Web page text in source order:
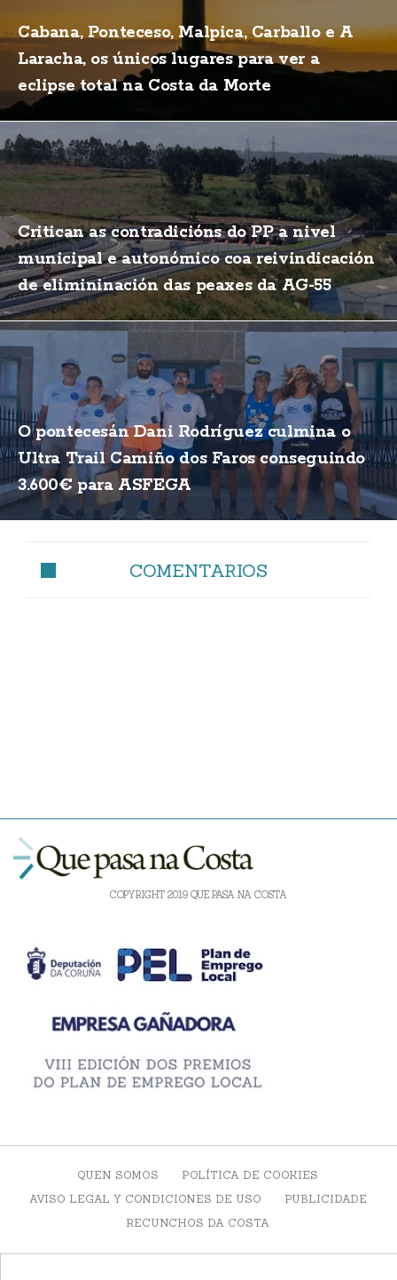
Cabana, Ponteceso, Malpica, Carballo e A
Laracha, os únicos lugares para ver a
eclipse total na Costa da Morte
Critican as contradicións do PP a nivel
municipal e autonómico coa reivindicación
de elimininación das peaxes da AG-55
O pontecesán Dani Rodríguez culmina o
Ultra Trail Camiño dos Faros conseguindo
3.600€ para ASFEGA
COMENTARIOS
COPYRIGHT 2019 QUE PASA NA COSTA
QUEN SOMOS
POLÍTICA DE COOKIES
AVISO LEGAL Y CONDICIONES DE USO
PUBLICIDADE
RECUNCHOS DA COSTA